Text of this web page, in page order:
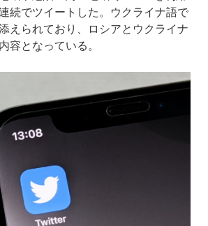
続でツイートした。ウクライナ語で
えられており、ロシアとウクライナ
容となっている。